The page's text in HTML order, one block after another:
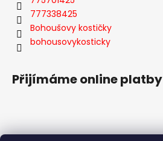
777338425
Bohoušovy kostičky
bohousovykosticky
Přijímáme online platby